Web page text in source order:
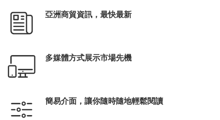
亞洲商貿資訊，最快最新
多媒體方式展示市場先機
簡易介面，讓你隨時隨地輕鬆閱讀